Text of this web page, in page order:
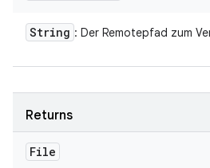
String : Der Remotepfad zum
Returns
File